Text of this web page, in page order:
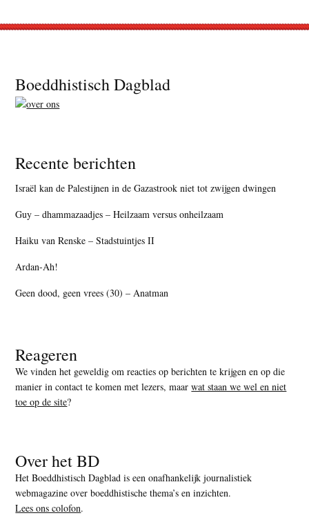
Footer
Boeddhistisch Dagblad
Recente berichten
Israël kan de Palestijnen in de Gazastrook niet tot zwijgen dwingen
Guy – dhammazaadjes – Heilzaam versus onheilzaam
Haiku van Renske – Stadstuintjes II
Ardan-Ah!
Geen dood, geen vrees (30) – Anatman
Reageren
We vinden het geweldig om reacties op berichten te krijgen en op die
manier in contact te komen met lezers, maarwat staan we wel en niet
toe op de site?
Over het BD
Het Boeddhistisch Dagblad is een onafhankelijk journalistiek
webmagazine over boeddhistische thema’s en inzichten.
Lees ons colofon.